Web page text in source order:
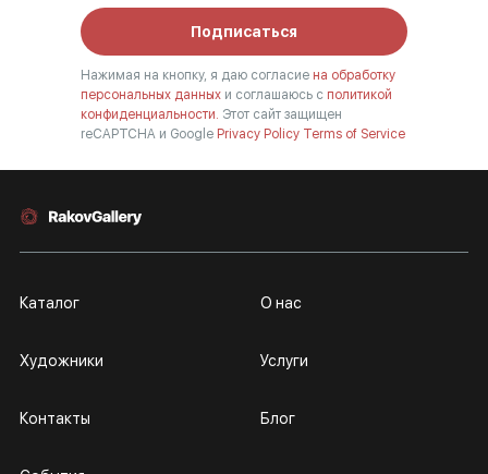
Подписаться
Нажимая на кнопку, я даю согласие на обработку
персональных данных и соглашаюсь с политикой
конфиденциальности. Этот сайт защищен
reCAPTCHA и Google Privacy Policy Terms of Service
Каталог
Художники
Контакты
О нас
Услуги
Блог